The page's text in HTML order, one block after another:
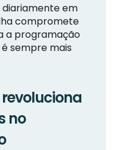
em
compromete
a programação
sempre mais
no